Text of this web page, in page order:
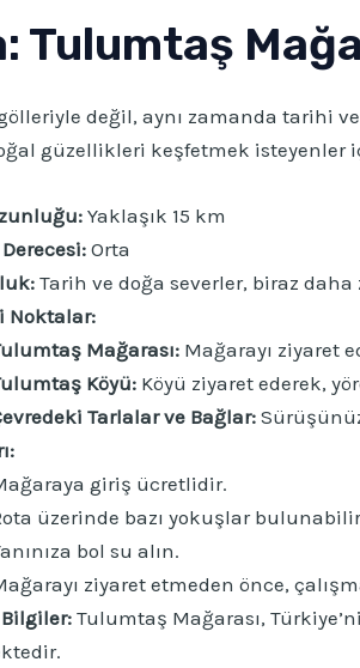
Tulumtaş
gölleriyle değil, aynı zamanda tarihi
güzellikleri keşfetmek isteyenler
Yaklaşık 15 km
Orta
Tarih ve doğa severler, biraz
Noktalar:
Mağarası: Mağarayı ziyaret
Köyü: Köyü ziyaret ederek,
Tarlalar ve Bağlar:
giriş ücretlidir.
üzerinde bazı yokuşlar
bol su alın.
ziyaret etmeden önce,
Tulumtaş Mağarası,